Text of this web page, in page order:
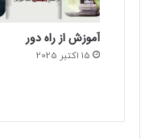
آموزش از راه دور
15 اکتبر 2025